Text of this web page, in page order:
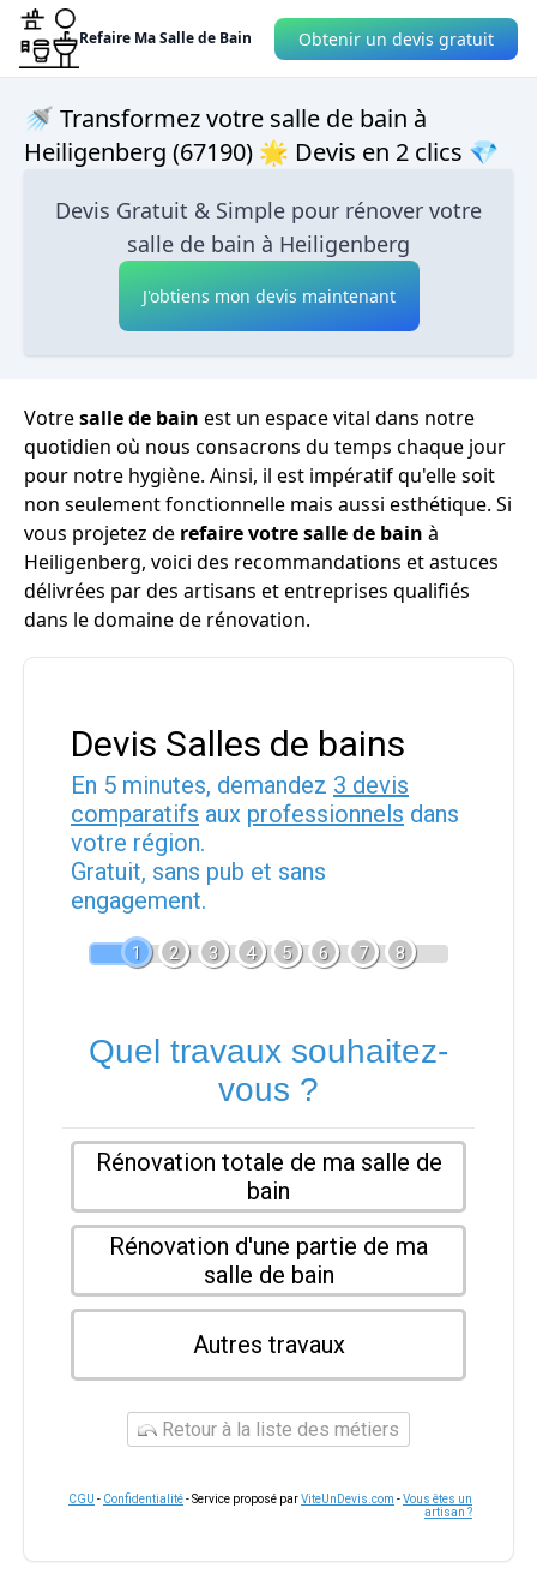
Refaire Ma Salle de Bain Obtenir un devis gratuit
🚿 Transformez votre salle de bain à
Heiligenberg (67190) 🌟 Devis en 2 clics 💎
Devis Gratuit & Simple pour rénover votre
salle de bain à Heiligenberg
J'obtiens mon devis maintenant
Votresalle de bain est un espace vital dans notre
quotidien où nous consacrons du temps chaque jour
pour notre hygiène. Ainsi, il est impératif qu'elle soit
non seulement fonctionnelle mais aussi esthétique. Si
vous projetez de refaire votre salle de bain à
Heiligenberg, voici des recommandations et astuces
délivrées par des artisans et entreprises qualifiés
dans le domaine de rénovation.
Devis Salles de bains
En 5 minutes, demandez 3 devis
comparatifs aux professionnels dans
votre région.
Gratuit, sans pub et sans
engagement.
1 2 3 4 5 6 7 8
Quel travaux souhaitez-
vous ?
Rénovation totale de ma salle de
bain
Rénovation d'une partie de ma
salle de bain
Autres travaux
Retour à la liste des métiers
CGU - Confidentialité- Service proposé parViteUnDevis.com -Vous êtes un
artisan ?